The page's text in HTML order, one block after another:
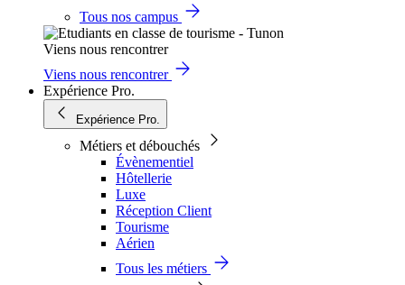
Tous nos campus
Viens nous rencontrer
Viens nous rencontrer
Expérience Pro.
Expérience Pro.
Métiers et débouchés
Évènementiel
Hôtellerie
Luxe
Réception Client
Tourisme
Aérien
Tous les métiers